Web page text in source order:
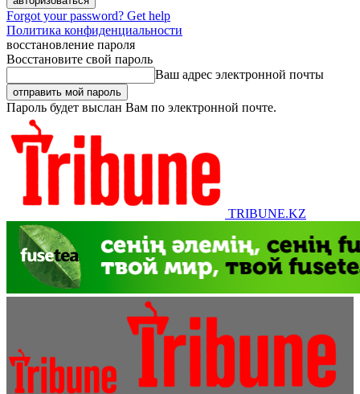
Forgot your password? Get help
Политика конфиденциальности
восстановление пароля
Восстановите свой пароль
Ваш адрес электронной почты
Пароль будет выслан Вам по электронной почте.
TRIBUNE.KZ